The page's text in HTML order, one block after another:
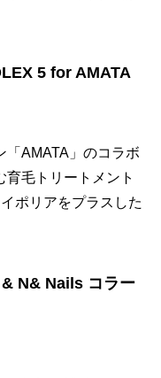
5 for AMATA
「AMATA」のコラボ
毛トリートメント
ポリアをプラスした
N& Nails コラー